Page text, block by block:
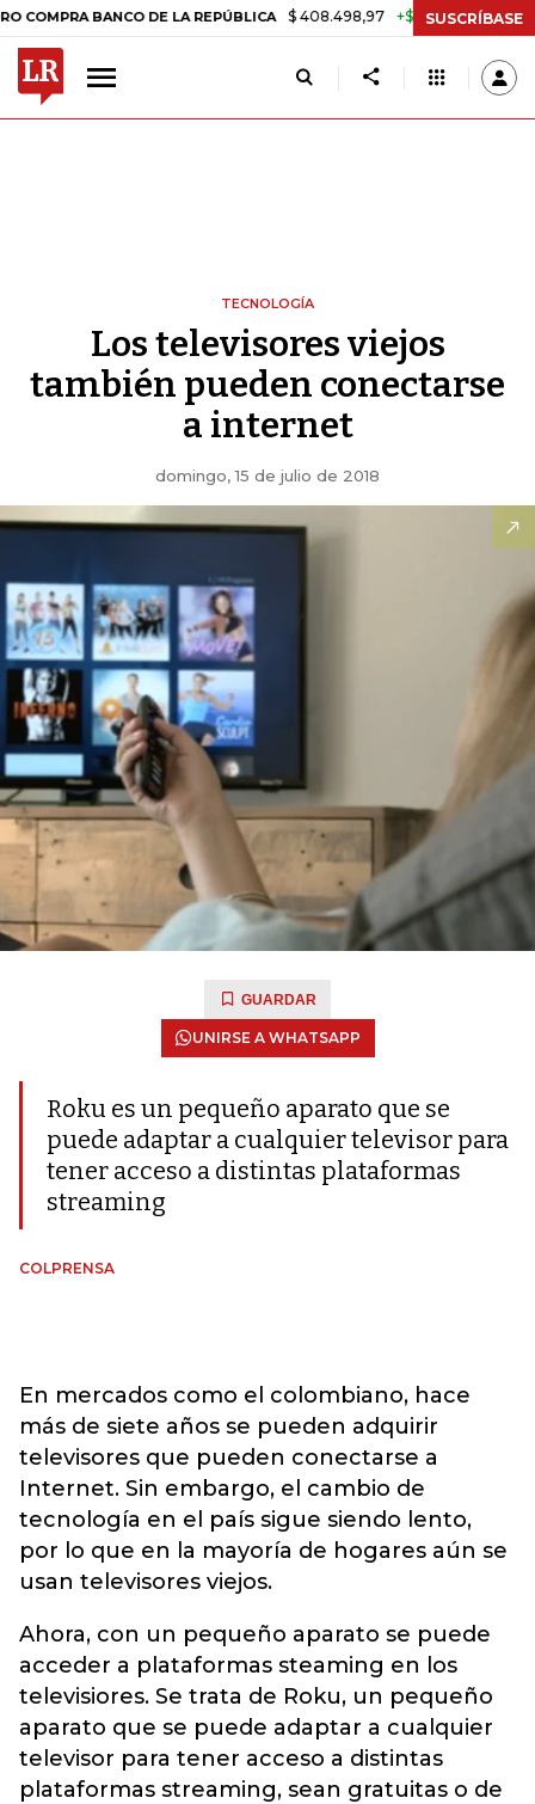
BANCO DE LA REPÚBLICA $ 408.498,97 +$ 8.753,81 +2,19%
SUSCRÍBASE
TECNOLOGÍA
Los televisores viejos
también pueden conectarse
a internet
domingo, 15 de julio de 2018
GUARDAR
UNIRSE A WHATSAPP
Roku es un pequeño aparato que se
puede adaptar a cualquier televisor para
tener acceso a distintas plataformas
streaming
COLPRENSA
En mercados como el colombiano, hace
más de siete años se pueden adquirir
televisores que pueden conectarse a
Internet. Sin embargo, el cambio de
tecnología en el país sigue siendo lento,
por lo que en la mayoría de hogares aún se
usan televisores viejos.
Ahora, con un pequeño aparato se puede
acceder a plataformas steaming en los
televisiores. Se trata de Roku, un pequeño
aparato que se puede adaptar a cualquier
televisor para tener acceso a distintas
plataformas streaming, sean gratuitas o de